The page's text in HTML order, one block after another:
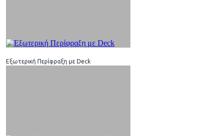
Εξωτερική Περίφραξη με Deck